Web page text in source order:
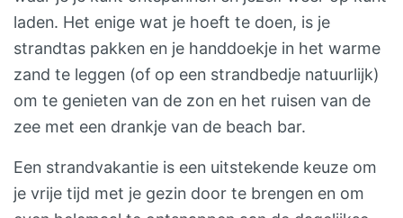
laden. Het enige wat je hoeft te doen, is je
strandtas pakken en je handdoekje in het warme
zand te leggen (of op een strandbedje natuurlijk)
om te genieten van de zon en het ruisen van de
zee met een drankje van de beach bar.
Een strandvakantie is een uitstekende keuze om
je vrije tijd met je gezin door te brengen en om